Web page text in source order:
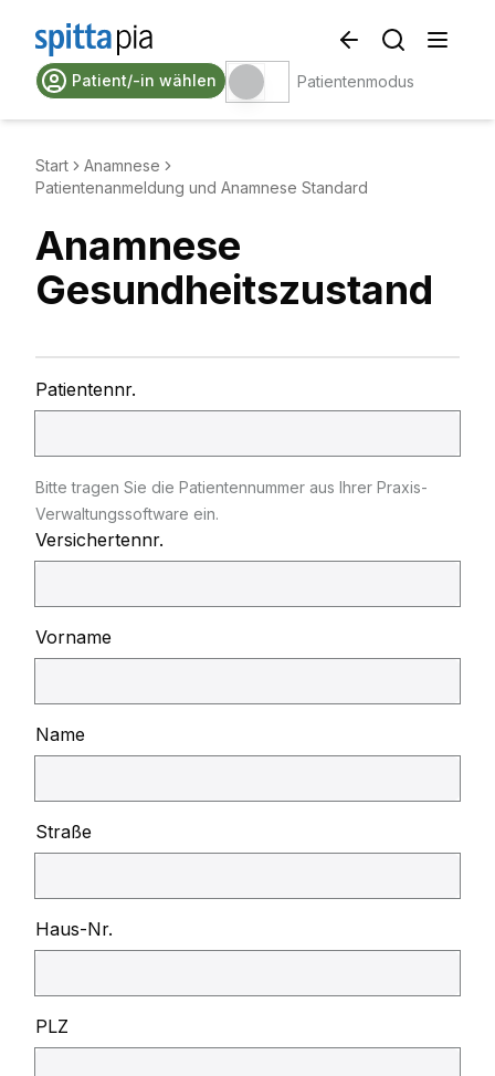
Patient/-in wählen Patientenmodus
Start
Anamnese
Patientenanmeldung und Anamnese Standard
Anamnese
Gesundheitszustand
Patientennr.
Bitte tragen Sie die Patientennummer aus Ihrer Praxis-
Verwaltungssoftware ein.
Versichertennr.
Vorname
Name
Straße
Haus-Nr.
PLZ